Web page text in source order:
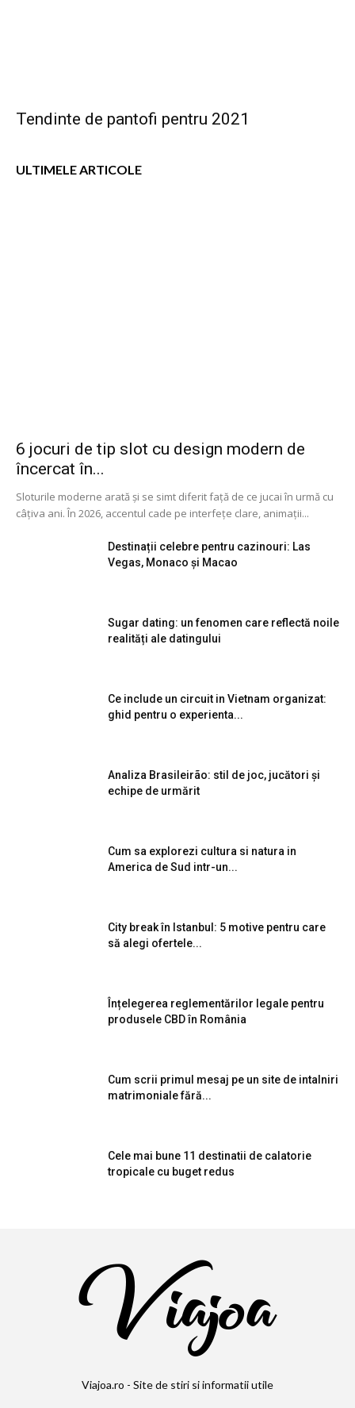
Tendinte de pantofi pentru 2021
ULTIMELE ARTICOLE
6 jocuri de tip slot cu design modern de
încercat în...
Sloturile moderne arată și se simt diferit față de ce jucai în urmă cu
câțiva ani. În 2026, accentul cade pe interfețe clare, animații...
Destinații celebre pentru cazinouri: Las
Vegas, Monaco și Macao
Sugar dating: un fenomen care reflectă noile
realități ale datingului
Ce include un circuit in Vietnam organizat:
ghid pentru o experienta...
Analiza Brasileirão: stil de joc, jucători și
echipe de urmărit
Cum sa explorezi cultura si natura in
America de Sud intr-un...
City break în Istanbul: 5 motive pentru care
să alegi ofertele...
Înțelegerea reglementărilor legale pentru
produsele CBD în România
Cum scrii primul mesaj pe un site de intalniri
matrimoniale fără...
Cele mai bune 11 destinatii de calatorie
tropicale cu buget redus
Viajoa.ro - Site de stiri si informatii utile